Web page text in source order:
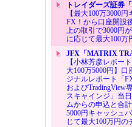
トレイダーズ証券
【最大100万3000
FX！から口座開設
上の取引で3000円
に応じて最大100万
JFX「MATRIX
【小林芳彦レポー
大100万5000円】口
ジナルレポート「
およびTradingView
スキャインジ」当
ムからの申込と合
5000円キャッシュ
じて最大100万円の